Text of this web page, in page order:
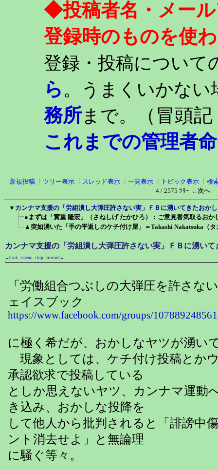
◆投稿者名・メー
登録時のものを使
登録・投稿について
ら。うまくいかない
務所まで。 （冒
これまでの管理者
新規投稿 ツリー表示 スレッド表示 一覧表示 トピック表示
検
4 / 2575 ﾂﾘｰ ←次へ
▼ カンナマ支援の「労組潰し大弾圧許さない実」ＦＢに湧いてきたおか
●まずは「實重 隆宏」（さねしげ たかひろ）：ご意見番気取るおか
▲突如湧いた「手の平返しのケチ付け屋」＝Takashi Nakatsuka（
カンナマ支援の「労組潰し大弾圧許さない実」ＦＢに湧い
←back ↑menu ↑top forward→
「労働組合つぶしの大弾圧を許さな
ェイスブック
https://www.facebook.com/groups/
に極く希だが、おかしなヤツが湧い
現象としては、ケチ付け投稿とか
承認欲求で投稿している
としか思えないヤツ、カンナマ運動
き込み、おかしな投降を
して他人から批判されると「誹謗中
ント消去せよ」と無論理
に騒ぐ等々。